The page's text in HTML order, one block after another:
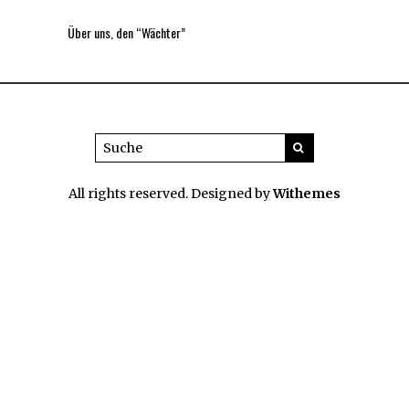
Über uns, den “Wächter”
All rights reserved. Designed byWithemes